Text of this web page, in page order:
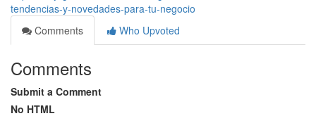
tendencias-y-novedades-para-tu-negocio
Comments
Who Upvoted
Comments
Submit a Comment
No HTML